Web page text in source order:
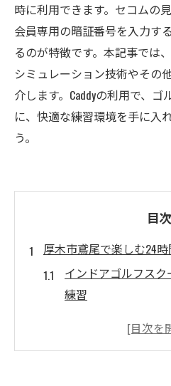
時に利用できます。セコムの
会員専用の暗証番号を入力す
るのが特徴です。本記事では
シミュレーション技術やその
介します。Caddyの利用で、
に、快適な練習環境を手に入
う。
目次
厚木市鳶尾で楽しむ24
インドアゴルフス
練習
24時間営業が魅力